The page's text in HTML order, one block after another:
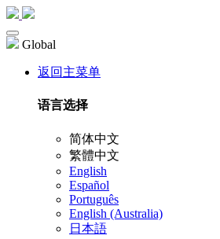
Global
返回主菜单
语言选择
简体中文
繁體中文
English
Español
Português
English (Australia)
日本語